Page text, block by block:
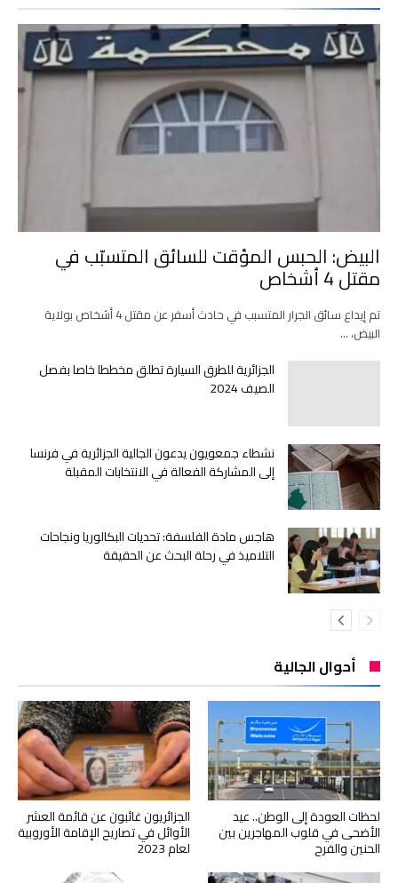
البيض: الحبس المؤقت للسائق المتسبّب في
مقتل 4 أشخاص
تم إيداع سائق الجرار المتسبب في حادث أسفر عن مقتل 4 أشخاص بولاية
البيض، …
الجزائرية للطرق السيارة تطلق مخططا خاصا بفصل
الصيف 2024
نشطاء جمعويون يدعون الجالية الجزائرية في فرنسا
إلى المشاركة الفعالة في الانتخابات المقبلة
هاجس مادة الفلسفة: تحديات البكالوريا ونجاحات
التلاميذ في رحلة البحث عن الحقيقة
أحوال الجالية
الجزائريون غائبون عن قائمة العشر
الأوائل في تصاريح الإقامة الأوروبية
لعام 2023
لحظات العودة إلى الوطن.. عيد
الأضحى في قلوب المهاجرين بين
الحنين والفرح